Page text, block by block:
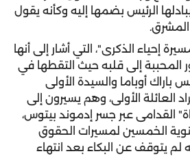
الرئيس بضمها إليه وكأنه يقول
المشرق.
إحياء الذكرى"، التي أشار إلى أنها
المحببة إلى قلبه حيث التقطها في
2015 للرئيس باراك أوباما والسيدة الأولى
العائلة الأولى، وهم يسيرون إلى
القدامى عبر جسر إدموند بيتوس،
الخمسين لمسيرات الحقوق
لم يتوقف عن البكاء بعد انتهاء